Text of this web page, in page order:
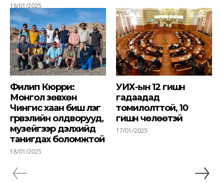
18/01/2025
Филип Кюрри:
Монгол зөвхөн
Чингис хаан биш үлэг
гүрвэлийн олдворууд,
музейгээр дэлхийд
танигдах боломжтой
18/01/2025
УИХ-ын 12 гишүүн
гадаадад
томилолттой, 10
гишүүн чөлөөтэй
17/01/2025